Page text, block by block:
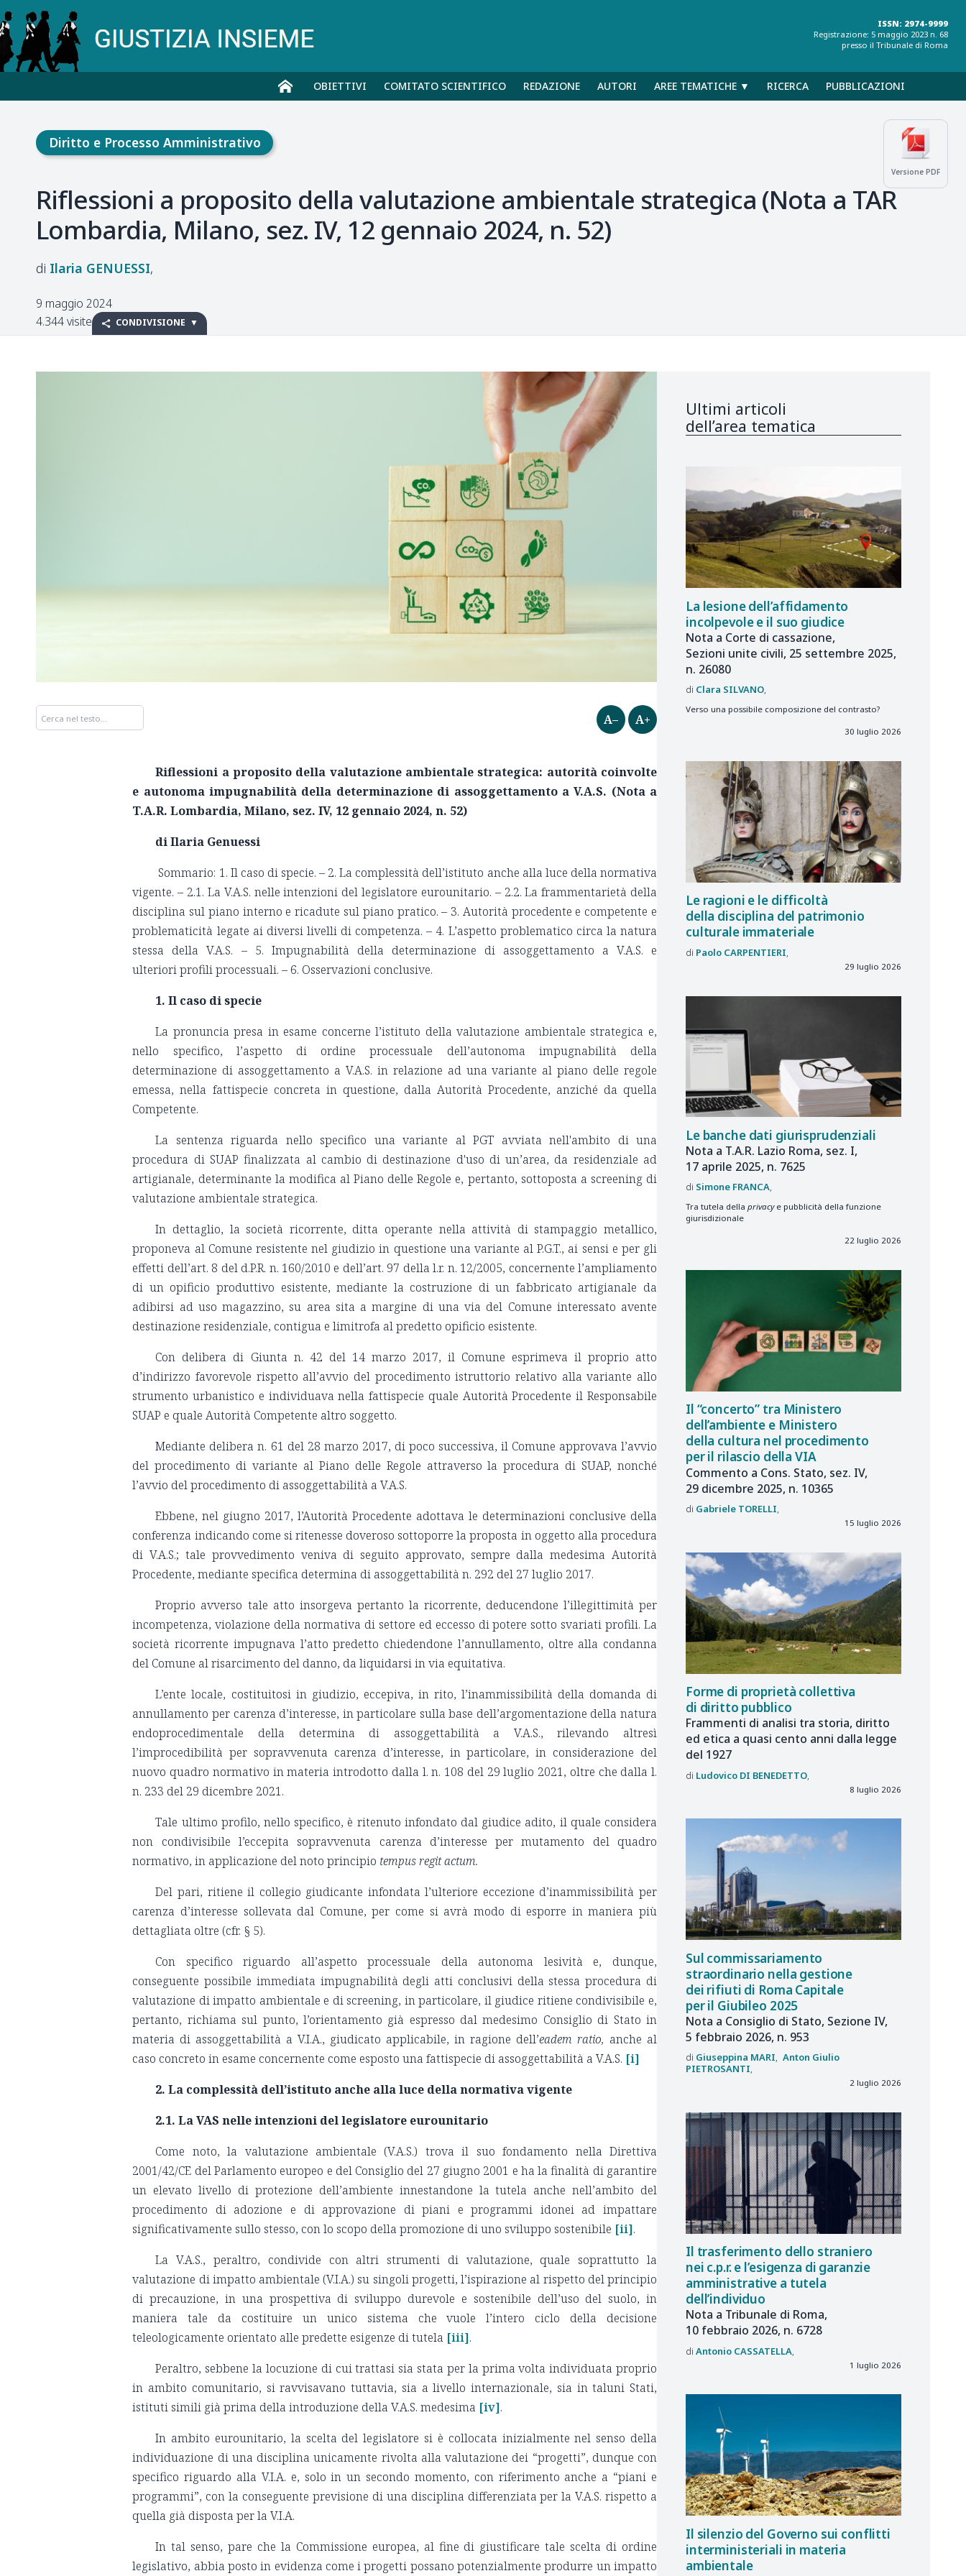
ISSN: 2974-9999
Registrazione: 5 maggio 2023 n. 68
presso il Tribunale di Roma
OBIETTIVI COMITATO SCIENTIFICO REDAZIONE AUTORI AREE TEMATICHE ▼ RICERCA PUBBLICAZIONI
Versione PDF
Diritto e Processo Amministrativo
Riflessioni a proposito della valutazione ambientale strategica (Nota a TAR
Lombardia, Milano, sez. IV, 12 gennaio 2024, n. 52)
Ilaria GENUESSI
9 maggio 2024
4.344 visite
CONDIVISIONE
A– A+
Riflessioni a proposito della valutazione ambientale strategica: autorità coinvolte
e autonoma impugnabilità della determinazione di assoggettamento a V.A.S. (Nota a
T.A.R. Lombardia, Milano, sez. IV, 12 gennaio 2024, n. 52)
di Ilaria Genuessi
Sommario: 1. Il caso di specie. – 2. La complessità dell’istituto anche alla luce della normativa
vigente. – 2.1. La V.A.S. nelle intenzioni del legislatore eurounitario. – 2.2. La frammentarietà della
disciplina sul piano interno e ricadute sul piano pratico. – 3. Autorità procedente e competente e
problematicità legate ai diversi livelli di competenza. – 4. L’aspetto problematico circa la natura
stessa della V.A.S. – 5. Impugnabilità della determinazione di assoggettamento a V.A.S. e
ulteriori profili processuali. – 6. Osservazioni conclusive.
1. Il caso di specie
La pronuncia presa in esame concerne l’istituto della valutazione ambientale strategica e,
nello specifico, l’aspetto di ordine processuale dell’autonoma impugnabilità della
determinazione di assoggettamento a V.A.S. in relazione ad una variante al piano delle regole
emessa, nella fattispecie concreta in questione, dalla Autorità Procedente, anziché da quella
Competente.
La sentenza riguarda nello specifico una variante al PGT avviata nell'ambito di una
procedura di SUAP finalizzata al cambio di destinazione d'uso di un’area, da residenziale ad
artigianale, determinante la modifica al Piano delle Regole e, pertanto, sottoposta a screening di
valutazione ambientale strategica.
In dettaglio, la società ricorrente, ditta operante nella attività di stampaggio metallico,
proponeva al Comune resistente nel giudizio in questione una variante al P.G.T., ai sensi e per gli
effetti dell’art. 8 del d.P.R. n. 160/2010 e dell’art. 97 della l.r. n. 12/2005, concernente l’ampliamento
di un opificio produttivo esistente, mediante la costruzione di un fabbricato artigianale da
adibirsi ad uso magazzino, su area sita a margine di una via del Comune interessato avente
destinazione residenziale, contigua e limitrofa al predetto opificio esistente.
Con delibera di Giunta n. 42 del 14 marzo 2017, il Comune esprimeva il proprio atto
d’indirizzo favorevole rispetto all’avvio del procedimento istruttorio relativo alla variante allo
strumento urbanistico e individuava nella fattispecie quale Autorità Procedente il Responsabile
SUAP e quale Autorità Competente altro soggetto.
Mediante delibera n. 61 del 28 marzo 2017, di poco successiva, il Comune approvava l’avvio
del procedimento di variante al Piano delle Regole attraverso la procedura di SUAP, nonché
l’avvio del procedimento di assoggettabilità a V.A.S.
Ebbene, nel giugno 2017, l’Autorità Procedente adottava le determinazioni conclusive della
conferenza indicando come si ritenesse doveroso sottoporre la proposta in oggetto alla procedura
di V.A.S.; tale provvedimento veniva di seguito approvato, sempre dalla medesima Autorità
Procedente, mediante specifica determina di assoggettabilità n. 292 del 27 luglio 2017.
Proprio avverso tale atto insorgeva pertanto la ricorrente, deducendone l’illegittimità per
incompetenza, violazione della normativa di settore ed eccesso di potere sotto svariati profili. La
società ricorrente impugnava l’atto predetto chiedendone l’annullamento, oltre alla condanna
del Comune al risarcimento del danno, da liquidarsi in via equitativa.
L’ente locale, costituitosi in giudizio, eccepiva, in rito, l’inammissibilità della domanda di
annullamento per carenza d’interesse, in particolare sulla base dell’argomentazione della natura
endoprocedimentale della determina di assoggettabilità a V.A.S., rilevando altresì
l’improcedibilità per sopravvenuta carenza d’interesse, in particolare, in considerazione del
nuovo quadro normativo in materia introdotto dalla l. n. 108 del 29 luglio 2021, oltre che dalla l.
n. 233 del 29 dicembre 2021.
Tale ultimo profilo, nello specifico, è ritenuto infondato dal giudice adito, il quale considera
non condivisibile l’eccepita sopravvenuta carenza d’interesse per mutamento del quadro
normativo, in applicazione del noto principio tempus regit actum.
Del pari, ritiene il collegio giudicante infondata l’ulteriore eccezione d’inammissibilità per
carenza d’interesse sollevata dal Comune, per come si avrà modo di esporre in maniera più
dettagliata oltre (cfr. § 5).
Con specifico riguardo all’aspetto processuale della autonoma lesività e, dunque,
conseguente possibile immediata impugnabilità degli atti conclusivi della stessa procedura di
valutazione di impatto ambientale e di screening, in particolare, il giudice ritiene condivisibile e,
pertanto, richiama sul punto, l’orientamento già espresso dal medesimo Consiglio di Stato in
materia di assoggettabilità a V.I.A., giudicato applicabile, in ragione dell’eadem ratio, anche al
caso concreto in esame concernente come esposto una fattispecie di assoggettabilità a V.A.S. [i]
2. La complessità dell’istituto anche alla luce della normativa vigente
2.1. La VAS nelle intenzioni del legislatore eurounitario
Come noto, la valutazione ambientale (V.A.S.) trova il suo fondamento nella Direttiva
2001/42/CE del Parlamento europeo e del Consiglio del 27 giugno 2001 e ha la finalità di garantire
un elevato livello di protezione dell’ambiente innestandone la tutela anche nell’ambito del
procedimento di adozione e di approvazione di piani e programmi idonei ad impattare
significativamente sullo stesso, con lo scopo della promozione di uno sviluppo sostenibile [ii].
La V.A.S., peraltro, condivide con altri strumenti di valutazione, quale soprattutto la
valutazione di impatto ambientale (V.I.A.) su singoli progetti, l’ispirazione al rispetto del principio
di precauzione, in una prospettiva di sviluppo durevole e sostenibile dell’uso del suolo, in
maniera tale da costituire un unico sistema che vuole l’intero ciclo della decisione
teleologicamente orientato alle predette esigenze di tutela [iii].
Peraltro, sebbene la locuzione di cui trattasi sia stata per la prima volta individuata proprio
in ambito comunitario, si ravvisavano tuttavia, sia a livello internazionale, sia in taluni Stati,
istituti simili già prima della introduzione della V.A.S. medesima [iv].
In ambito eurounitario, la scelta del legislatore si è collocata inizialmente nel senso della
individuazione di una disciplina unicamente rivolta alla valutazione dei “progetti”, dunque con
specifico riguardo alla V.I.A. e, solo in un secondo momento, con riferimento anche a “piani e
programmi”, con la conseguente previsione di una disciplina differenziata per la V.A.S. rispetto a
quella già disposta per la V.I.A.
In tal senso, pare che la Commissione europea, al fine di giustificare tale scelta di ordine
legislativo, abbia posto in evidenza come i progetti possano potenzialmente produrre un impatto
Ultimi articoli
dell’area tematica
La lesione dell’affidamento
incolpevole e il suo giudice
Nota a Corte di cassazione,
Sezioni unite civili, 25 settembre 2025,
n. 26080
Clara SILVANO
Verso una possibile composizione del contrasto?
30 luglio 2026
Le ragioni e le difficoltà
della disciplina del patrimonio
culturale immateriale
Paolo CARPENTIERI
29 luglio 2026
Le banche dati giurisprudenziali
Nota a T.A.R. Lazio Roma, sez. I,
17 aprile 2025, n. 7625
Simone FRANCA
Tra tutela della privacye pubblicità della funzione
giurisdizionale
22 luglio 2026
Il “concerto” tra Ministero
dell’ambiente e Ministero
della cultura nel procedimento
per il rilascio della VIA
Commento a Cons. Stato, sez. IV,
29 dicembre 2025, n. 10365
Gabriele TORELLI
15 luglio 2026
Forme di proprietà collettiva
di diritto pubblico
Frammenti di analisi tra storia, diritto
ed etica a quasi cento anni dalla legge
del 1927
Ludovico DI BENEDETTO
8 luglio 2026
Sul commissariamento
straordinario nella gestione
dei rifiuti di Roma Capitale
per il Giubileo 2025
Nota a Consiglio di Stato, Sezione IV,
5 febbraio 2026, n. 953
Giuseppina MARI
Anton Giulio
PIETROSANTI
2 luglio 2026
Il trasferimento dello straniero
nei c.p.r. e l’esigenza di garanzie
amministrative a tutela
dell’individuo
Nota a Tribunale di Roma,
10 febbraio 2026, n. 6728
Antonio CASSATELLA
1 luglio 2026
Il silenzio del Governo sui conflitti
interministeriali in materia
ambientale